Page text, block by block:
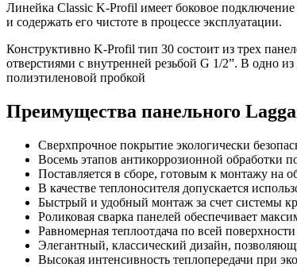
Линейка Classic K-Profil имеет боковое
и содержать его чистоте в процессе эксплуатации.
Конструктивно K-Profil тип 30 состоит из трех
отверстиями с внутренней резьбой G 1/2”. В одно
полиэтиленовой пробкой
Преимущества панельного
Сверхпрочное покрытие экологически
Восемь этапов антикоррозионной обработки
Поставляется в сборе, готовым к монтажу на
В качестве теплоносителя допускается
Быстрый и удобный монтаж за счет системы
Роликовая сварка панелей обеспечивает
Равномерная теплоотдача по всей
Элегантный, классический дизайн,
Высокая интенсивность теплопередачи при